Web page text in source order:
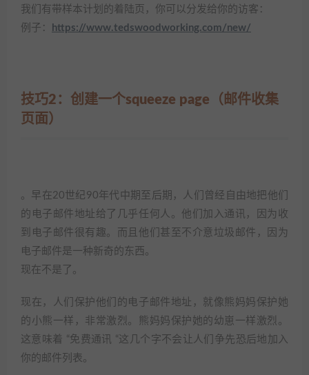
我们有带样本计划的着陆页，你可以分发给你的访客：
例子：
https://www.tedswoodworking.com/new/
技巧2：创建一个squeeze page（邮件收集
页面）
。早在20世纪90年代中期至后期，人们曾经自由地把他们
的电子邮件地址给了几乎任何人。他们加入通讯，因为收
到电子邮件很有趣。而且他们甚至不介意垃圾邮件，因为
电子邮件是一种新奇的东西。
现在不是了。
现在，人们保护他们的电子邮件地址，就像熊妈妈保护她
的小熊一样，非常激烈。熊妈妈保护她的幼崽一样激烈。
这意味着 “免费通讯 “这几个字不会让人们争先恐后地加入
你的邮件列表。